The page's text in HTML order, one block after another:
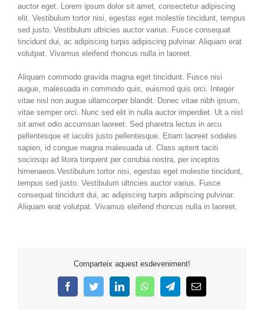
auctor eget. Lorem ipsum dolor sit amet, consectetur adipiscing
elit. Vestibulum tortor nisi, egestas eget molestie tincidunt, tempus
sed justo. Vestibulum ultricies auctor varius. Fusce consequat
tincidunt dui, ac adipiscing turpis adipiscing pulvinar. Aliquam erat
volutpat. Vivamus eleifend rhoncus nulla in laoreet.
Aliquam commodo gravida magna eget tincidunt. Fusce nisi
augue, malesuada in commodo quis, euismod quis orci. Integer
vitae nisl non augue ullamcorper blandit. Donec vitae nibh ipsum,
vitae semper orci. Nunc sed elit in nulla auctor imperdiet. Ut a nisl
sit amet odio accumsan laoreet. Sed pharetra lectus in arcu
pellentesque et iaculis justo pellentesque. Etiam laoreet sodales
sapien, id congue magna malesuada ut. Class aptent taciti
sociosqu ad litora torquent per conubia nostra, per inceptos
himenaeos.Vestibulum tortor nisi, egestas eget molestie tincidunt,
tempus sed justo. Vestibulum ultricies auctor varius. Fusce
consequat tincidunt dui, ac adipiscing turpis adipiscing pulvinar.
Aliquam erat volutpat. Vivamus eleifend rhoncus nulla in laoreet.
Comparteix aquest esdeveniment!
FacebookTwitterLinkedInWhatsAppTelegramEmail: